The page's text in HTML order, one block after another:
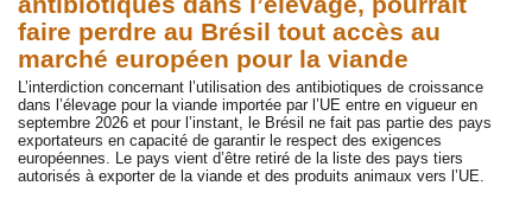
faire perdre au Brésil tout accès au
marché européen pour la viande
L’interdiction concernant l’utilisation des antibiotiques de croissance
dans l’élevage pour la viande importée par l’UE entre en vigueur en
septembre 2026 et pour l’instant, le Brésil ne fait pas partie des pays
exportateurs en capacité de garantir le respect des exigences
européennes. Le pays vient d’être retiré de la liste des pays tiers
autorisés à exporter de la viande et des produits animaux vers l’UE.